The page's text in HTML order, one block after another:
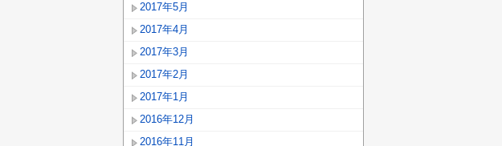
2017年5月
2017年4月
2017年3月
2017年2月
2017年1月
2016年12月
2016年11月